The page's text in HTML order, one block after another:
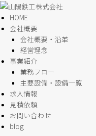
内
容
を
ッ
HOME
会社概要
会社概要・沿革
経営理念
事業紹介
業務フロー
主要設備・設備一覧
求人情報
見積依頼
お問い合わせ
blog